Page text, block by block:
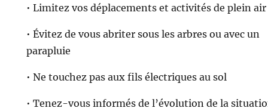
• Limitez vos déplacements et activités de plein air
• Évitez de vous abriter sous les arbres ou avec un
parapluie
• Ne touchez pas aux fils électriques au sol
• Tenez-vous informés de l’évolution de la